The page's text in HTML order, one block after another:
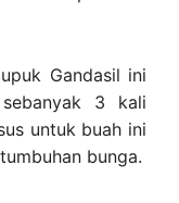
Gandasil ini
3 kali
untuk buah ini
bunga.